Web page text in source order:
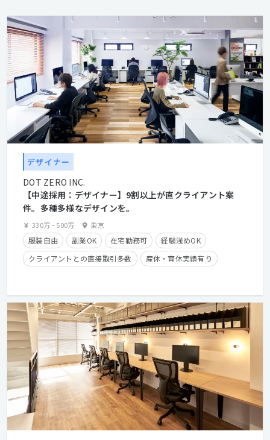
デザイナー
DOT ZERO INC.
【中途採用：デザイナー】9割以上が直クライアント案
件。多種多様なデザインを。
330万~500万 東京
服装自由 副業OK 在宅勤務可
経験浅めOK
クライアントとの直接取引多数
産休・育休実績有り